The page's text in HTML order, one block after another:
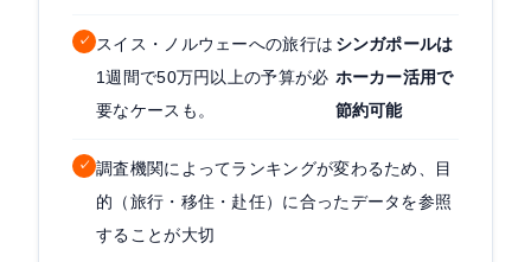
✓
スイス・ノルウェーへの旅行は
1週間で50万円以上の予算が必
要なケースも。
シンガポールは
ホーカー活用で
節約可能
✓ 調査機関によってランキングが変わるため、目
的（旅行・移住・赴任）に合ったデータを参照
することが大切